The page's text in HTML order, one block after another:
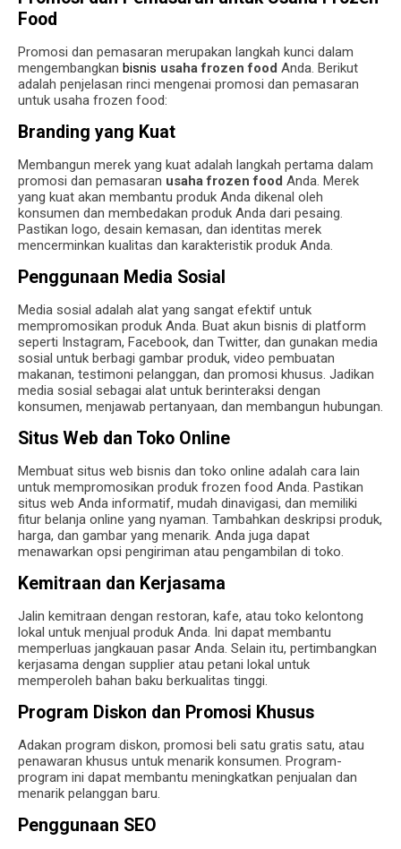
Food
Promosi dan pemasaran merupakan langkah kunci dalam
mengembangkan bisnis usaha frozen food Anda. Berikut
adalah penjelasan rinci mengenai promosi dan pemasaran
untuk usaha frozen food:
Branding yang Kuat
Membangun merek yang kuat adalah langkah pertama dalam
promosi dan pemasaran usaha frozen food Anda. Merek
yang kuat akan membantu produk Anda dikenal oleh
konsumen dan membedakan produk Anda dari pesaing.
Pastikan logo, desain kemasan, dan identitas merek
mencerminkan kualitas dan karakteristik produk Anda.
Penggunaan Media Sosial
Media sosial adalah alat yang sangat efektif untuk
mempromosikan produk Anda. Buat akun bisnis di platform
seperti Instagram, Facebook, dan Twitter, dan gunakan media
sosial untuk berbagi gambar produk, video pembuatan
makanan, testimoni pelanggan, dan promosi khusus. Jadikan
media sosial sebagai alat untuk berinteraksi dengan
konsumen, menjawab pertanyaan, dan membangun hubungan.
Situs Web dan Toko Online
Membuat situs web bisnis dan toko online adalah cara lain
untuk mempromosikan produk frozen food Anda. Pastikan
situs web Anda informatif, mudah dinavigasi, dan memiliki
fitur belanja online yang nyaman. Tambahkan deskripsi produk,
harga, dan gambar yang menarik. Anda juga dapat
menawarkan opsi pengiriman atau pengambilan di toko.
Kemitraan dan Kerjasama
Jalin kemitraan dengan restoran, kafe, atau toko kelontong
lokal untuk menjual produk Anda. Ini dapat membantu
memperluas jangkauan pasar Anda. Selain itu, pertimbangkan
kerjasama dengan supplier atau petani lokal untuk
memperoleh bahan baku berkualitas tinggi.
Program Diskon dan Promosi Khusus
Adakan program diskon, promosi beli satu gratis satu, atau
penawaran khusus untuk menarik konsumen. Program-
program ini dapat membantu meningkatkan penjualan dan
menarik pelanggan baru.
Penggunaan SEO